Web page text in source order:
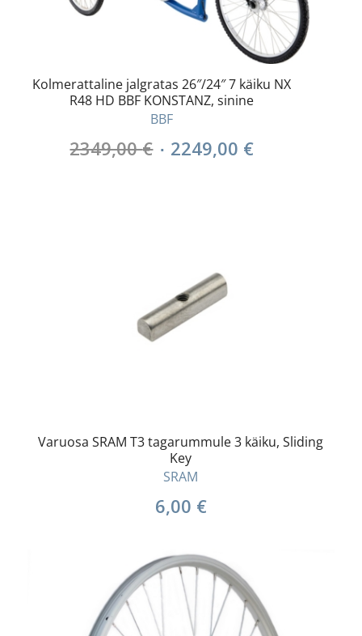
Kolmerattaline jalgratas 26″/24″ 7 käiku NX
R48 HD BBF KONSTANZ, sinine
BBF
2349,00€ Algne
2249,00 €Current
Varuosa SRAM T3 tagarummule 3 käiku, Sliding
Key
SRAM
6,00 €